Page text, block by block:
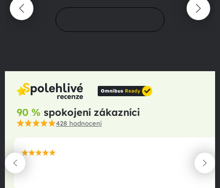
90 % spokojení zákazníci
428 hodnocení
maximální spokojenost
22.06.2025